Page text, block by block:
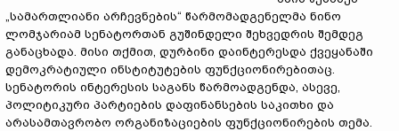
„სამართლიანი არჩევნების“ წარმომადგენელმა ნინო
ლომჯარიამ სენატორთან გუშინდელი შეხვედრის შემდეგ
განაცხადა. მისი თქმით, დურბინი დაინტერესდა ქვეყანაში
დემოკრატიული ინსტიტუტების ფუნქციონირებითაც.
სენატორის ინტერესის საგანს წარმოადგენდა, ასევე,
პოლიტიკური პარტიების დაფინანსების საკითხი და
არასამთავრობო ორგანიზაციების ფუნქციონირების თემა.